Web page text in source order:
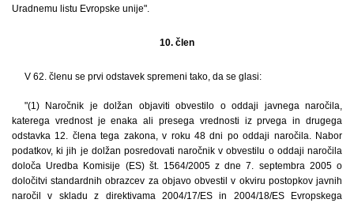
Uradnemu listu Evropske unije".
10. člen
V 62. členu se prvi odstavek spremeni tako, da se glasi:
"(1) Naročnik je dolžan objaviti obvestilo o oddaji javnega naročila,
katerega vrednost je enaka ali presega vrednosti iz prvega in drugega
odstavka 12. člena tega zakona, v roku 48 dni po oddaji naročila. Nabor
podatkov, ki jih je dolžan posredovati naročnik v obvestilu o oddaji naročila
določa Uredba Komisije (ES) št. 1564/2005 z dne 7. septembra 2005 o
določitvi standardnih obrazcev za objavo obvestil v okviru postopkov javnih
naročil v skladu z direktivama 2004/17/ES in 2004/18/ES Evropskega